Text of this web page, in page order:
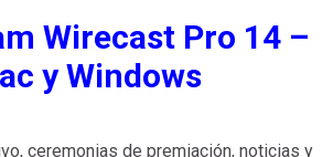
Wirecast Pro 14 –
y Windows
ceremonias de premiación, noticias y